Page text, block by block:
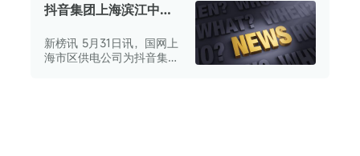
抖音集团上海滨江中心
新榜讯 5月31日讯，国网上
海市区供电公司为抖音集团